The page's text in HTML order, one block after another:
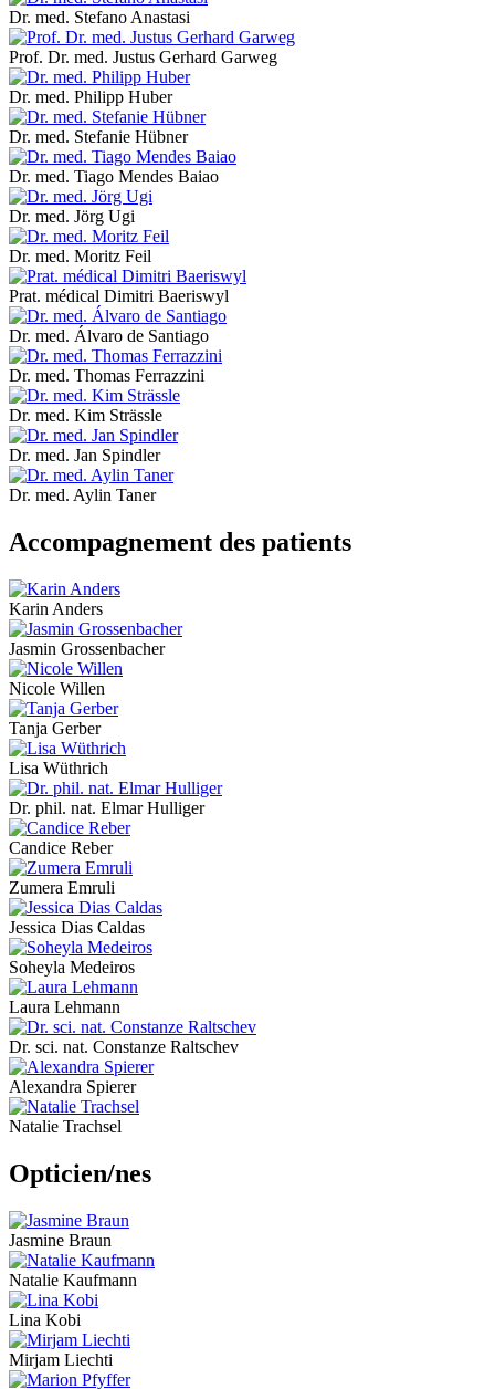
Dr. med. Stefano Anastasi
Prof. Dr. med. Justus Gerhard Garweg
Dr. med. Philipp Huber
Dr. med. Stefanie Hübner
Dr. med. Tiago Mendes Baiao
Dr. med. Jörg Ugi
Dr. med. Moritz Feil
Prat. médical Dimitri Baeriswyl
Dr. med. Álvaro de Santiago
Dr. med. Thomas Ferrazzini
Dr. med. Kim Strässle
Dr. med. Jan Spindler
Dr. med. Aylin Taner
Accompagnement des patients
Karin Anders
Jasmin Grossenbacher
Nicole Willen
Tanja Gerber
Lisa Wüthrich
Dr. phil. nat. Elmar Hulliger
Candice Reber
Zumera Emruli
Jessica Dias Caldas
Soheyla Medeiros
Laura Lehmann
Dr. sci. nat. Constanze Raltschev
Alexandra Spierer
Natalie Trachsel
Opticien/nes
Jasmine Braun
Natalie Kaufmann
Lina Kobi
Mirjam Liechti